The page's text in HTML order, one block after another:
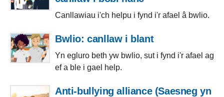
Canllawiau i'ch helpu i fynd i'r afael â bwlio.
Bwlio: canllaw i blant
Yn egluro beth yw bwlio, sut i fynd i'r afael ag
ef a ble i gael help.
Anti-bullying alliance (Saesneg yn